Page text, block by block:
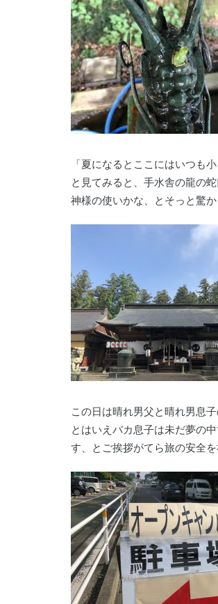
「夏になるとここにはいつも
と見てみると、手水舎の龍の
神様の使いかな、とそっと驚
この日は晴れ男父と晴れ男息
とはいえバカ息子は未だ夢の
す、とご挨拶がてら旅の安全を